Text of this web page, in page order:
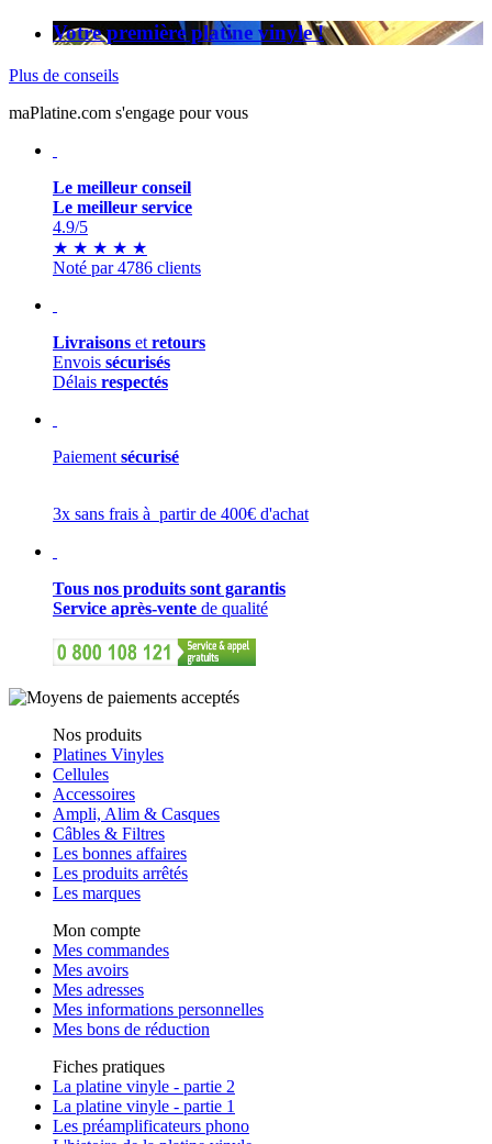
Votre première platine vinyle !
Plus de conseils
maPlatine.com s'engage pour vous
Le meilleur conseil
Le meilleur service
4.9/5
★ ★ ★ ★ ★
Noté par 4786 clients
Livraisons et retours
Envois sécurisés
Délais respectés
Paiement sécurisé
3x sans frais à partir de 400€ d'achat
Tous nos produits sont garantis
Service après-vente de qualité
Nos produits
Platines Vinyles
Cellules
Accessoires
Ampli, Alim & Casques
Câbles & Filtres
Les bonnes affaires
Les produits arrêtés
Les marques
Mon compte
Mes commandes
Mes avoirs
Mes adresses
Mes informations personnelles
Mes bons de réduction
Fiches pratiques
La platine vinyle - partie 2
La platine vinyle - partie 1
Les préamplificateurs phono